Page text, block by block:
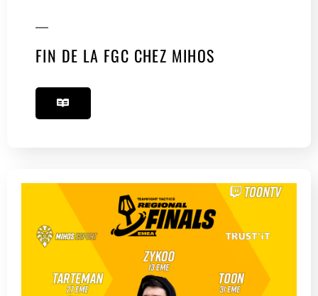
FIN DE LA FGC CHEZ MIHOS